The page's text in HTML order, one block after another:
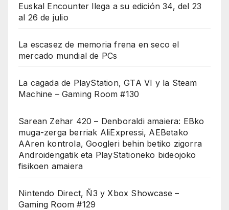
Euskal Encounter llega a su edición 34, del 23
al 26 de julio
La escasez de memoria frena en seco el
mercado mundial de PCs
La cagada de PlayStation, GTA VI y la Steam
Machine – Gaming Room #130
Sarean Zehar 420 – Denboraldi amaiera: EBko
muga-zerga berriak AliExpressi, AEBetako
AAren kontrola, Googleri behin betiko zigorra
Androidengatik eta PlayStationeko bideojoko
fisikoen amaiera
Nintendo Direct, Ñ3 y Xbox Showcase –
Gaming Room #129